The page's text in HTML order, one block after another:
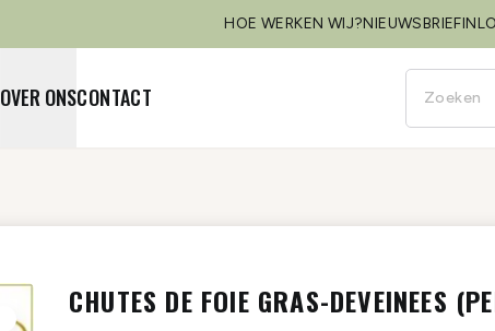
HOE WERKEN WIJ?NIEUWSBRIEF
OVER ONSCONTACT
CHUTES DE FOIE GRAS-DEVEINEES